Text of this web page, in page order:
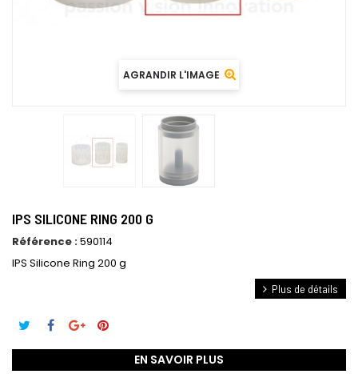
AGRANDIR L'IMAGE
IPS SILICONE RING 200 G
Référence :590114
IPS Silicone Ring 200 g
Plus de détails
EN SAVOIR PLUS